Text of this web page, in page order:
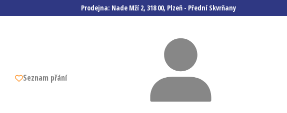
Prodejna: Nade Mží 2, 318 00, Plzeň - Přední Skvrňany
Seznam přání